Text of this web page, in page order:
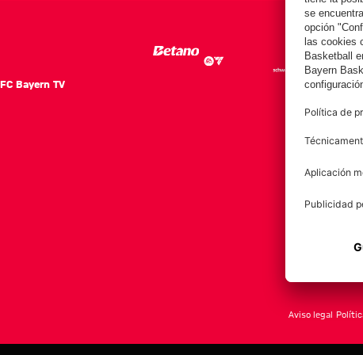
FC Bayern TV
FC
Equipo
Aviso legal